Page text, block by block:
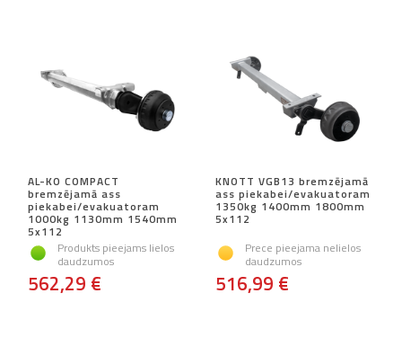
AL-KO COMPACT
bremzējamā ass
piekabei/evakuatoram
1000kg 1130mm 1540mm
5x112
Produkts pieejams lielos
daudzumos
562,29 €
KNOTT VGB13 bremzējamā
ass piekabei/evakuatoram
1350kg 1400mm 1800mm
5x112
Prece pieejama nelielos
daudzumos
516,99 €